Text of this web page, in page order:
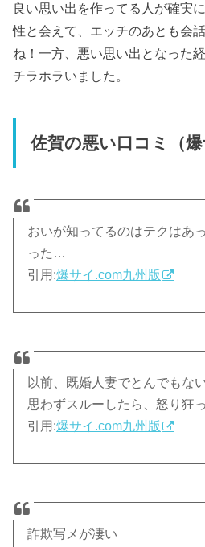
良い思い出を作ってる人が確実
性と会えて、エッチのあとも会
ね！一方、悪い思い出となった
チラホラいました。
佐賀の悪い口コミ（爆
おいが知ってるのはテクはあ
った…
引用:爆サイ.com九州版
以前、既婚人妻でとんでもな
思わずスルーしたら、怒り狂
引用:爆サイ.com九州版
詐欺写メが凄い